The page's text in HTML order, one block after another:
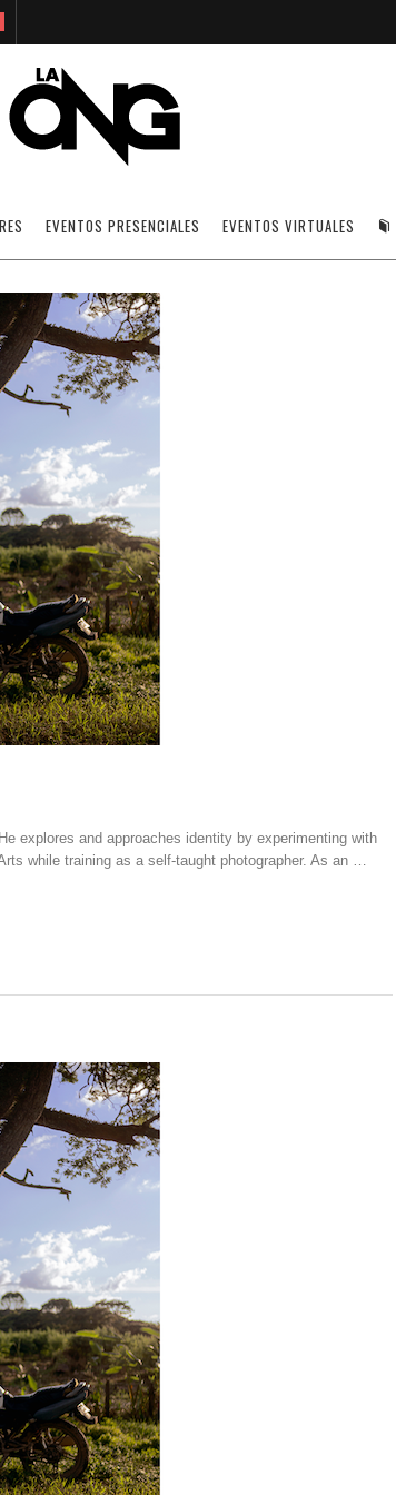
EVENTOS PRESENCIALES EVENTOS VIRTUALES
MÉNDEZ
explores and approaches identity by experimenting with
while training as a self-taught photographer. As an …